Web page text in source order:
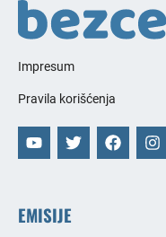
Impresum
Pravila korišćenja
EMISIJE